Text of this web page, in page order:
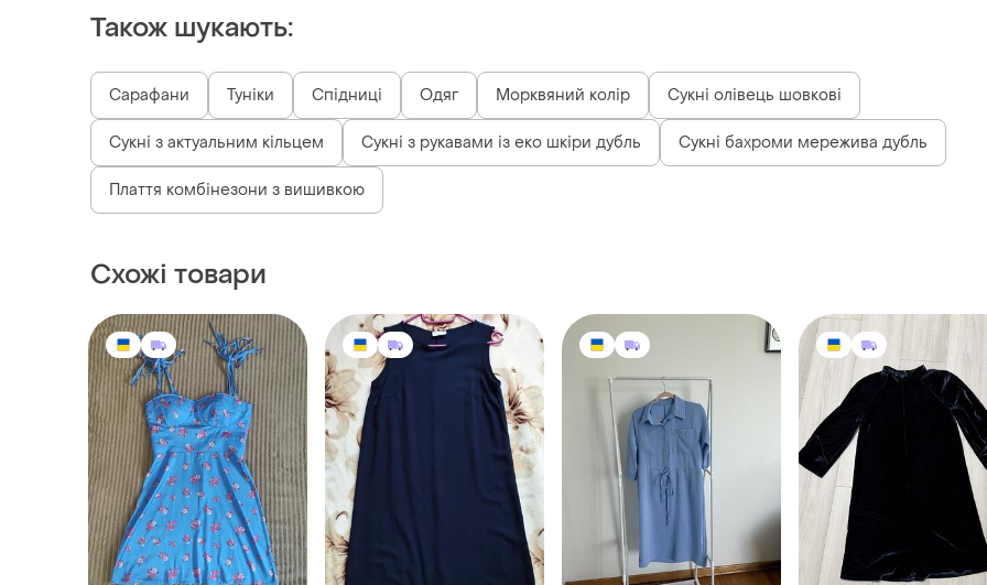
Також шукають:
Сарафани Туніки Спідниці Одяг Морквяний колір Сукні олівець шовкові
Сукні з актуальним кільцем Сукні з рукавами із еко шкіри дубль Сукні бахроми мережива дубль
Плаття комбінезони з вишивкою
Схожі товари